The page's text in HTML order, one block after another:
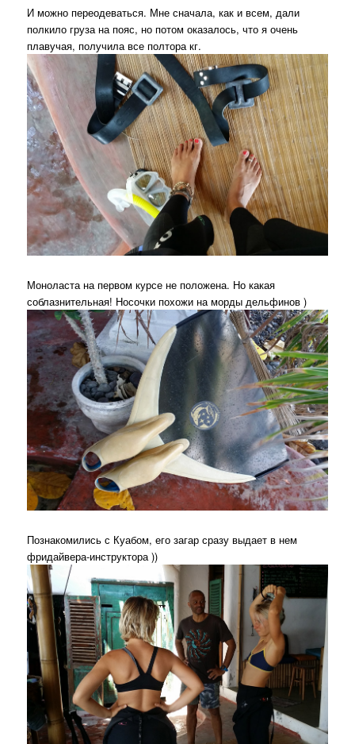
И можно переодеваться. Мне сначала, как и всем, дали
полкило груза на пояс, но потом оказалось, что я очень
плавучая, получила все полтора кг.
Моноласта на первом курсе не положена. Но какая
соблазнительная! Носочки похожи на морды дельфинов )
Познакомились с Куабом, его загар сразу выдает в нем
фридайвера-инструктора ))